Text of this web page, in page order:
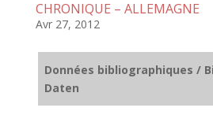
CHRONIQUE – ALLEMAGNE
Avr 27, 2012
Données bibliographiques /
Daten